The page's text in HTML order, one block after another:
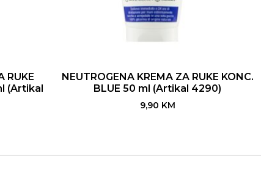
RUKE
(Artikal
NEUTROGENA KREMA ZA RUKE KONC.
BLUE 50 ml (Artikal 4290)
9,90 KM